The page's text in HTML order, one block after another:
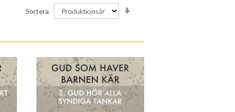
Sortera